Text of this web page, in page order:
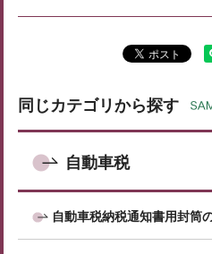
同じカテゴリから探す
自動車税
自動車税納税通知書用封筒